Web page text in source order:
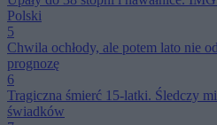
Polski
5
Chwila ochłody, ale potem lato nie
prognozę
6
Tragiczna śmierć 15-latki. Śledczy
świadków